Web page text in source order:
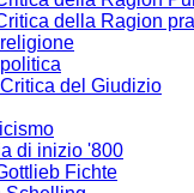
della Ragion
Critica del Giudizio
di inizio '800
Fichte